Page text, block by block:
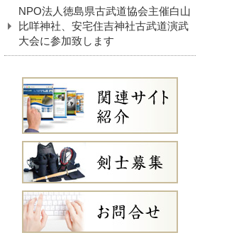
NPO法人徳島県古武道協会主催白山
比咩神社、安宅住吉神社古武道演武
大会に参加致します